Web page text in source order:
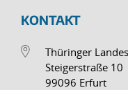
KONTAKT
Thüringer
Steigerstraße 10
99096 Erfurt